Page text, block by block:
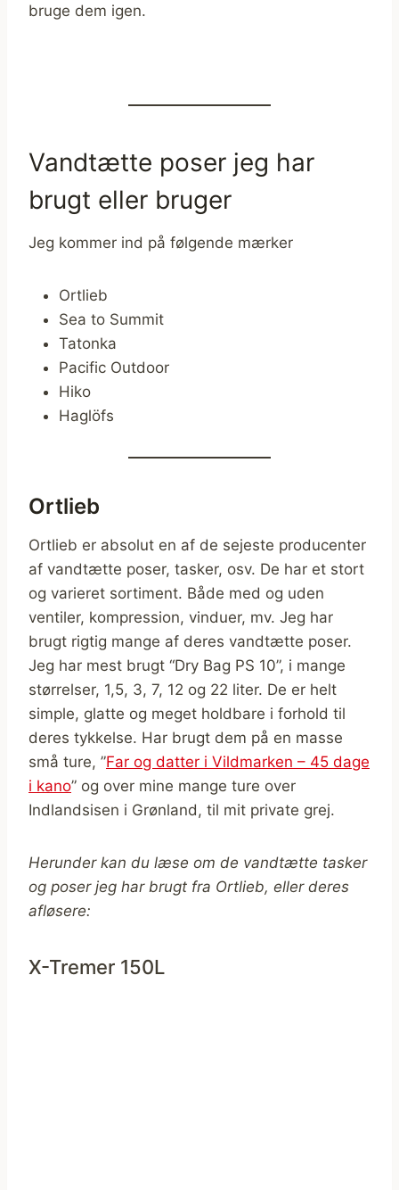
bruge dem igen.
Vandtætte poser jeg har
brugt eller bruger
Jeg kommer ind på følgende mærker
Ortlieb
Sea to Summit
Tatonka
Pacific Outdoor
Hiko
Haglöfs
Ortlieb
Ortlieb er absolut en af de sejeste producenter
af vandtætte poser, tasker, osv. De har et stort
og varieret sortiment. Både med og uden
ventiler, kompression, vinduer, mv. Jeg har
brugt rigtig mange af deres vandtætte poser.
Jeg har mest brugt “Dry Bag PS 10”, i mange
størrelser, 1,5, 3, 7, 12 og 22 liter. De er helt
simple, glatte og meget holdbare i forhold til
deres tykkelse. Har brugt dem på en masse
små ture, ”Far og datter i Vildmarken – 45 dage
i kano” og over mine mange ture over
Indlandsisen i Grønland, til mit private grej.
Herunder kan du læse om de vandtætte tasker
og poser jeg har brugt fra Ortlieb, eller deres
afløsere:
X-Tremer 150L